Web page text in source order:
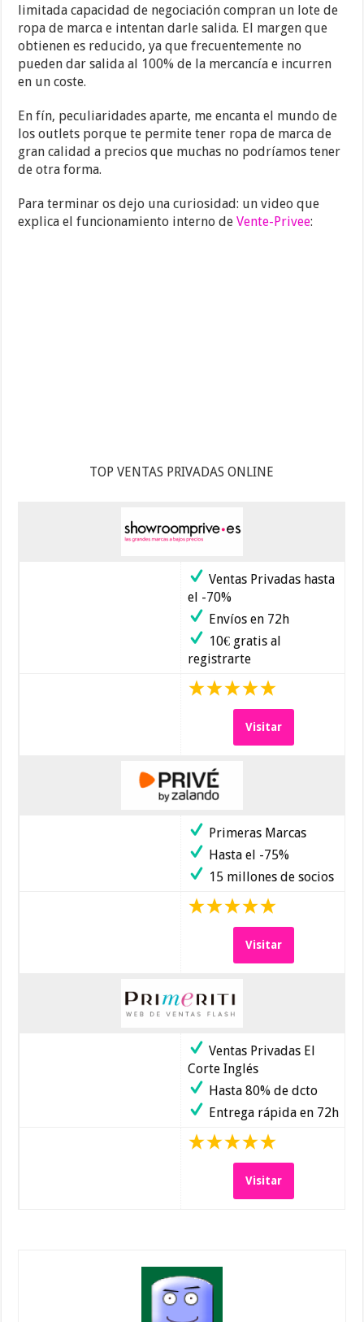
limitada capacidad de negociación compran un lote de
ropa de marca e intentan darle salida. El margen que
obtienen es reducido, ya que frecuentemente no
pueden dar salida al 100% de la mercancía e incurren
en un coste.
En fín, peculiaridades aparte, me encanta el mundo de
los outlets porque te permite tener ropa de marca de
gran calidad a precios que muchas no podríamos tener
de otra forma.
Para terminar os dejo una curiosidad: un video que
explica el funcionamiento interno deVente-Privee:
TOP VENTAS PRIVADAS ONLINE
Ventas Privadas hasta
el -70%
Envíos en 72h
10€ gratis al
registrarte
Visitar
Primeras Marcas
Hasta el -75%
15 millones de socios
Visitar
Ventas Privadas El
Corte Inglés
Hasta 80% de dcto
Entrega rápida en 72h
Visitar